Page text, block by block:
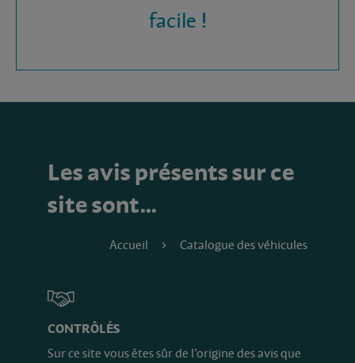
facile !
Les avis présents sur ce
site sont…
Accueil Catalogue des véhicules
CONTRÔLÉS
Sur ce site vous êtes sûr de l’origine des avis que